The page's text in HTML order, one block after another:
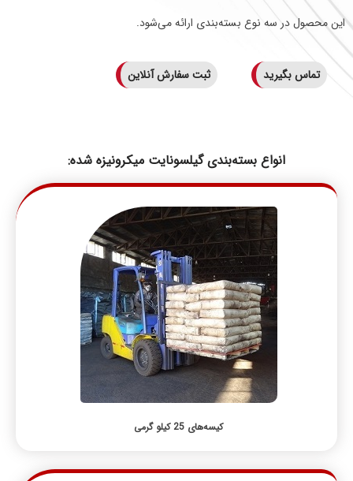
این محصول در سه نوع بسته‌بندی ارائه می‌شود.
تماس بگیرید ثبت سفارش آنلاین
انواع بسته‌بندی گیلسونایت میکرونیزه شده:
کیسه‌های 25 کیلو گرمی